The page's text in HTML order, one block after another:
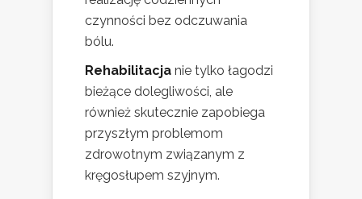
czynności bez odczuwania
bólu.
Rehabilitacja nie tylko łagodzi
bieżące dolegliwości, ale
również skutecznie zapobiega
przyszłym problemom
zdrowotnym związanym z
kręgosłupem szyjnym.